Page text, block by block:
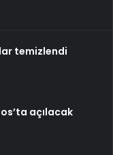
temizlendi
açılacak